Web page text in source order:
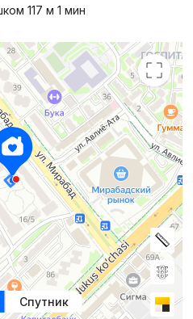
117 м 1 мин
Спутник